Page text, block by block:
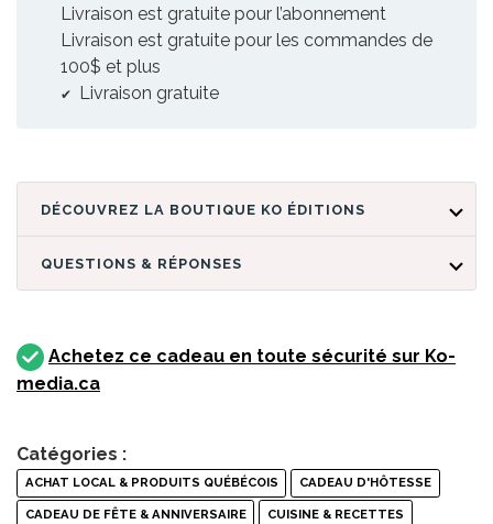
Livraison est gratuite pour l’abonnement
Livraison est gratuite pour les commandes de
100$ et plus
Livraison gratuite
DÉCOUVREZ LA BOUTIQUE KO ÉDITIONS
QUESTIONS & RÉPONSES
Achetez ce cadeau en toute sécurité sur Ko-
media.ca
Catégories :
ACHAT LOCAL & PRODUITS QUÉBÉCOIS CADEAU D'HÔTESSE
CADEAU DE FÊTE & ANNIVERSAIRE CUISINE & RECETTES